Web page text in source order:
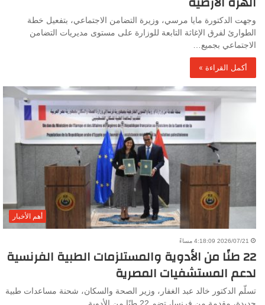
وجهت الدكتورة مايا مرسي، وزيرة التضامن الاجتماعي، بتفعيل خطة
الطوارئ لفرق الإغاثة التابعة للوزارة على مستوى مديريات التضامن
الاجتماعي بجميع…
أكمل القراءة »
أهم الأخبار
2026/07/21 4:18:09 مساءً
22 طنًا من الأدوية والمستلزمات الطبية الفرنسية
لدعم المستشفيات المصرية
تسلّم الدكتور خالد عبد الغفار، وزير الصحة والسكان، شحنة مساعدات طبية